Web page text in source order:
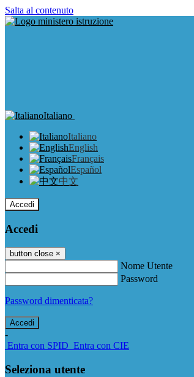
Salta al contenuto
Italiano
Italiano
English
Français
Español
中文
Accedi
Accedi
button close ×
Nome Utente
Password
Password dimenticata?
-
Entra con SPID Entra con CIE
Seleziona utente